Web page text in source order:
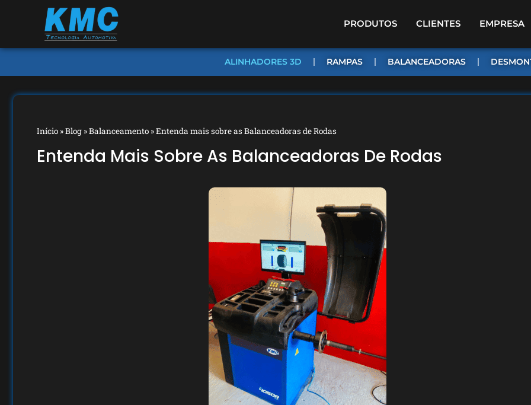
PRODUTOS CLIENTES EMPRESA
ALINHADORES 3D RAMPAS BALANCEADORAS
Início »Blog »Balanceamento »Entenda mais sobre as Balanceadoras de Rodas
Entenda Mais Sobre As Balanceadoras De Rodas